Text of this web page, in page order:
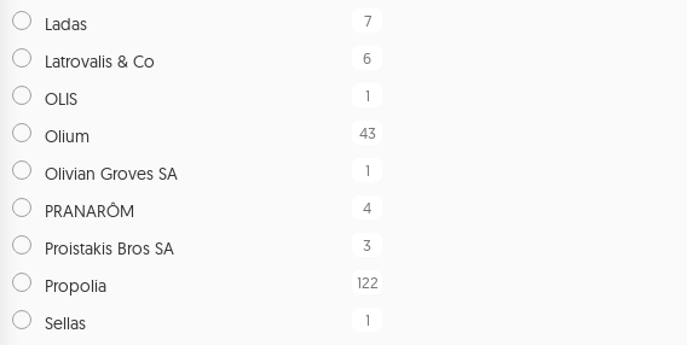
Ladas 7
Latrovalis & Co 6
OLIS 1
Olium 43
Olivian Groves SA 1
PRANARÔM 4
Proistakis Bros SA 3
Propolia 122
Sellas 1